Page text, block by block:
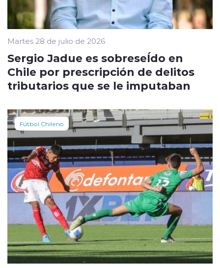
Martes 28 de julio de 2026
Sergio Jadue es sobreseÍdo en
Chile por prescripción de delitos
tributarios que se le imputaban
Fútbol Chileno